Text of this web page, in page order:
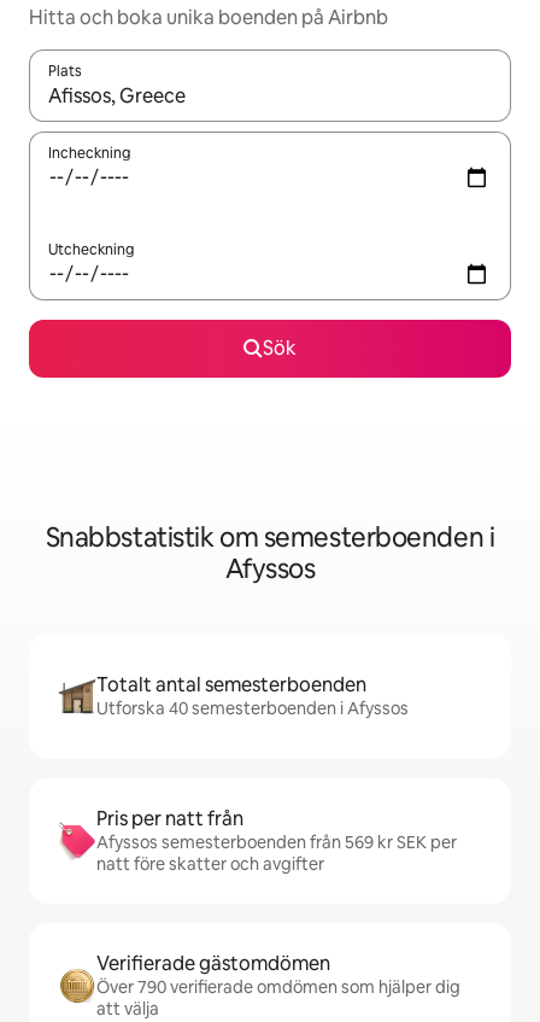
Hitta och boka unika boenden på Airbnb
Plats
När resultaten är tillgängliga kan du navigera med upp- och
Incheckning
Utcheckning
Sök
Snabbstatistik om semesterboenden i
Afyssos
Totalt antal semesterboenden
Utforska 40 semesterboenden i Afyssos
Pris per natt från
Afyssos semesterboenden från 569 kr SEK per
natt före skatter och avgifter
Verifierade gästomdömen
Över 790 verifierade omdömen som hjälper dig
att välja